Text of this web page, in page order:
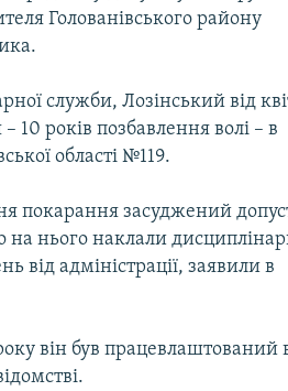
Голованівського району
служби, Лозінський від
10 років позбавлення волі – в
області №119.
покарання засуджений
нього наклали
від адміністрації, заявили в
він був працевлаштований